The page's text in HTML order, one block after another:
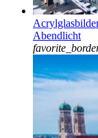
Abendlicht